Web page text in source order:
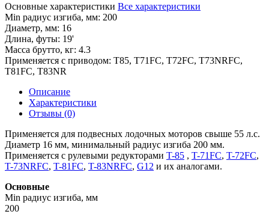
Основные характеристики Все характеристики
Min радиус изгиба, мм: 200
Диаметр, мм: 16
Длина, футы: 19'
Масса брутто, кг: 4.3
Применяется с приводом: T85, T71FC, T72FC, T73NRFC,
T81FC, T83NR
Описание
Характеристики
Отзывы (0)
Применяется для подвесных лодочных моторов свыше 55 л.с.
Диаметр 16 мм, минимальный радиус изгиба 200 мм.
Применяется с рулевыми редукторами T-85 , T-71FC, T-72FC,
T-73NRFC, T-81FC, T-83NRFC, G12 и их аналогами.
Основные
Min радиус изгиба, мм
200